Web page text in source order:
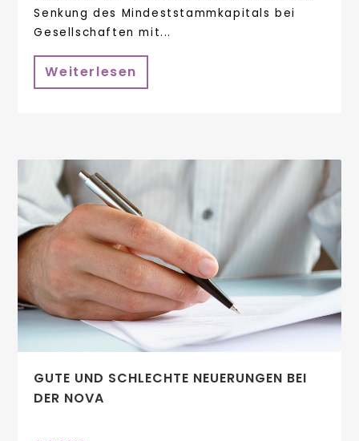
Senkung des Mindeststammkapitals bei
Gesellschaften mit...
Weiterlesen
GUTE UND SCHLECHTE NEUERUNGEN BEI
DER NOVA